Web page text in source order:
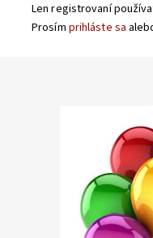
Len registrovaní
Prosím prihláste sa